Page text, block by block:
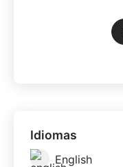
Idiomas
English